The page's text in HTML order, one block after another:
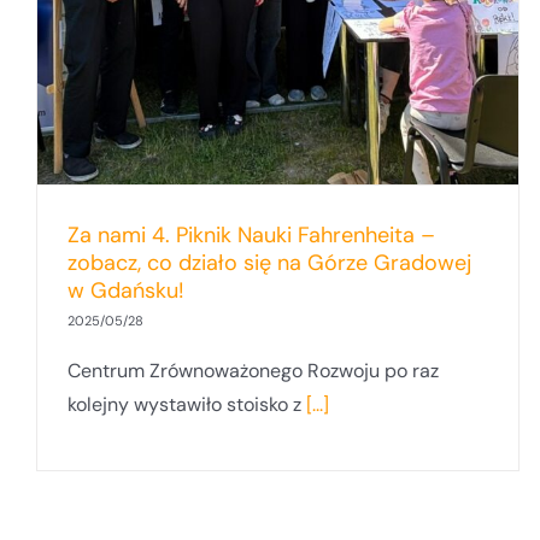
Za nami 4. Piknik Nauki Fahrenheita –
zobacz, co działo się na Górze Gradowej
w Gdańsku!
2025/05/28
Centrum Zrównoważonego Rozwoju po raz
kolejny wystawiło stoisko z [...]